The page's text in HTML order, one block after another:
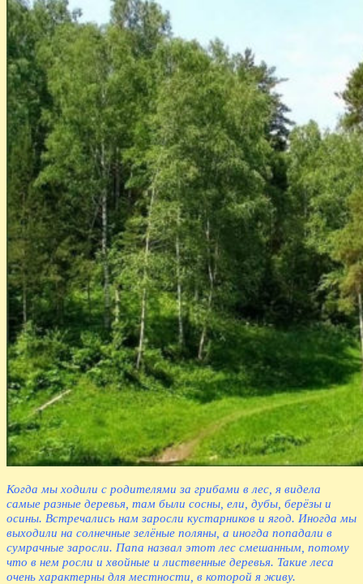
Когда мы ходили с родителями за грибами в лес, я видела
самые разные деревья, там были сосны, ели, дубы, берёзы и
осины. Встречались нам заросли кустарников и ягод. Иногда мы
выходили на солнечные зелёные поляны, а иногда попадали в
сумрачные заросли. Папа назвал этот лес смешанным, потому
что в нем росли и хвойные и лиственные деревья. Такие леса
очень характерны для местности, в которой я живу.